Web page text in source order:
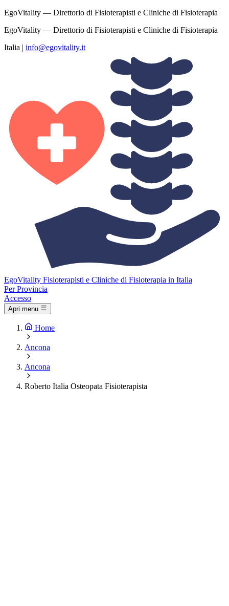
EgoVitality — Direttorio di Fisioterapisti e Cliniche di Fisioterapia
EgoVitality — Direttorio di Fisioterapisti e Cliniche di Fisioterapia
Italia | info@egovitality.it
EgoVitality Fisioterapisti e Cliniche di Fisioterapia in Italia
Per Provincia
Accesso
Apri menu
Home
Ancona
Ancona
Roberto Italia Osteopata Fisioterapista